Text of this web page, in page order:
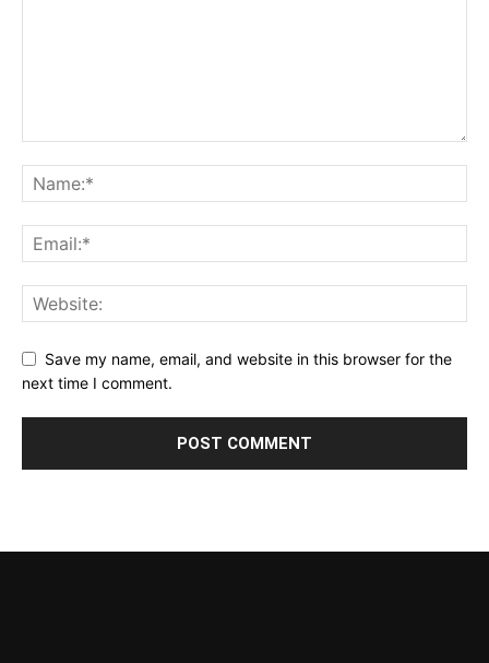
Save my name, email, and website in this browser for the
next time I comment.